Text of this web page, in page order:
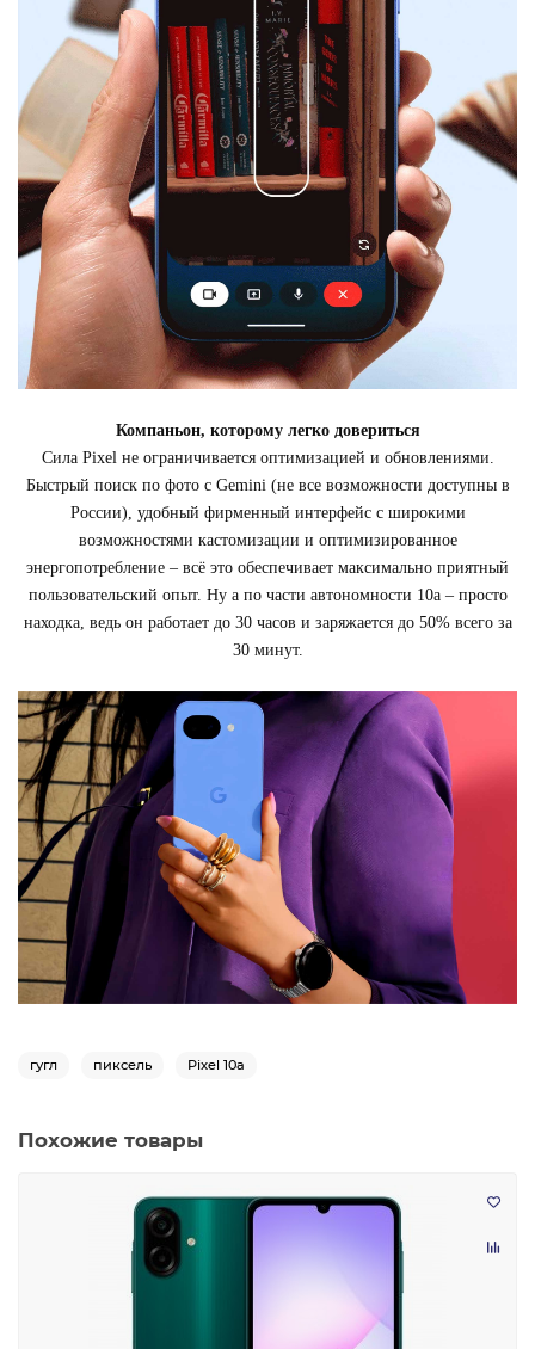
Компаньон, которому легко довериться
Сила Pixel не ограничивается оптимизацией и обновлениями.
Быстрый поиск по фото с Gemini (не все возможности доступны в
России), удобный фирменный интерфейс с широкими
возможностями кастомизации и оптимизированное
энергопотребление – всё это обеспечивает максимально приятный
пользовательский опыт. Ну а по части автономности 10a – просто
находка, ведь он работает до 30 часов и заряжается до 50% всего за
30 минут.
гугл пиксель Pixel 10a
Похожие товары